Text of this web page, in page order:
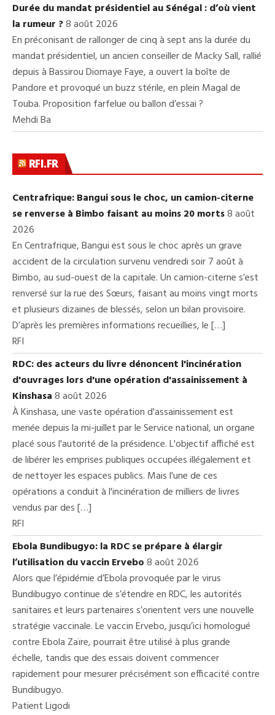
Durée du mandat présidentiel au Sénégal : d’où vient
la rumeur ?8 août 2026
En préconisant de rallonger de cinq à sept ans la durée du
mandat présidentiel, un ancien conseiller de Macky Sall, rallié
depuis à Bassirou Diomaye Faye, a ouvert la boîte de
Pandore et provoqué un buzz stérile, en plein Magal de
Touba. Proposition farfelue ou ballon d’essai ?
Mehdi Ba
RFI.FR
Centrafrique: Bangui sous le choc, un camion-citerne
se renverse à Bimbo faisant au moins 20 morts8 août
2026
En Centrafrique, Bangui est sous le choc après un grave
accident de la circulation survenu vendredi soir 7 août à
Bimbo, au sud-ouest de la capitale. Un camion-citerne s’est
renversé sur la rue des Sœurs, faisant au moins vingt morts
et plusieurs dizaines de blessés, selon un bilan provisoire.
D’après les premières informations recueillies, le […]
RFI
RDC: des acteurs du livre dénoncent l'incinération
d'ouvrages lors d'une opération d'assainissement à
Kinshasa8 août 2026
À Kinshasa, une vaste opération d'assainissement est
menée depuis la mi-juillet par le Service national, un organe
placé sous l'autorité de la présidence. L'objectif affiché est
de libérer les emprises publiques occupées illégalement et
de nettoyer les espaces publics. Mais l'une de ces
opérations a conduit à l'incinération de milliers de livres
vendus par des […]
RFI
Ebola Bundibugyo: la RDC se prépare à élargir
l’utilisation du vaccin Ervebo8 août 2026
Alors que l’épidémie d’Ebola provoquée par le virus
Bundibugyo continue de s’étendre en RDC, les autorités
sanitaires et leurs partenaires s’orientent vers une nouvelle
stratégie vaccinale. Le vaccin Ervebo, jusqu’ici homologué
contre Ebola Zaïre, pourrait être utilisé à plus grande
échelle, tandis que des essais doivent commencer
rapidement pour mesurer précisément son efficacité contre
Bundibugyo.
Patient Ligodi